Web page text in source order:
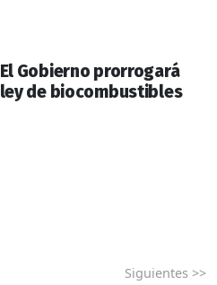
El Gobierno prorrogará
ley de biocombustibles
Siguientes >>